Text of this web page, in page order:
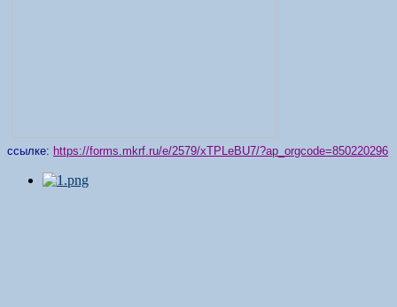
ссылке: https://forms.mkrf.ru/e/2579/xTPLeBU7/?ap_orgcode=850220296